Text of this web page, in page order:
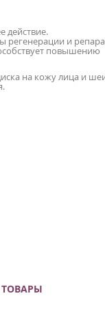
действие.
регенерации и
повышению
на кожу лица и